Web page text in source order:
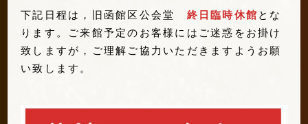
下記日程は，旧函館区公会堂 終日臨時休館 とな
ります。ご来館予定のお客様にはご迷惑をお掛け
致しますが，ご理解ご協力いただきますようお願
い致します。